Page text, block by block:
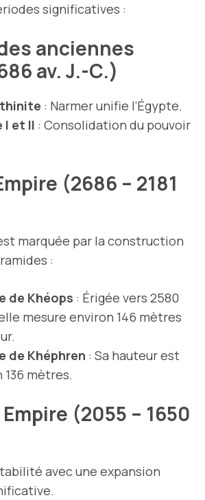
significatives :
anciennes
av. J.-C.)
: Narmer unifie l’Égypte.
I et II : Consolidation du pouvoir
(2686 – 2181
marquée par la construction
:
de Khéops : Érigée vers 2580
mesure environ 146 mètres
de Khéphren : Sa hauteur est
136 mètres.
(2055 – 1650
avec une expansion